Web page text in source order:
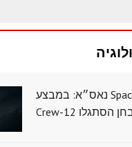
נאס״א: במבצע SpaceX